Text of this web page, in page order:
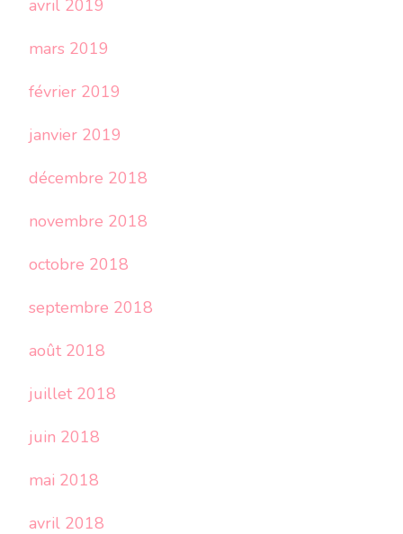
avril 2019
mars 2019
février 2019
janvier 2019
décembre 2018
novembre 2018
octobre 2018
septembre 2018
août 2018
juillet 2018
juin 2018
mai 2018
avril 2018